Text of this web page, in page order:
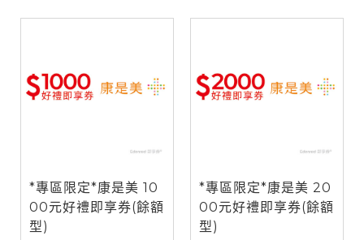
*專區限定*康是美 10
00元好禮即享券(餘額
型)
*專區限定*康是美 20
00元好禮即享券(餘額
型)